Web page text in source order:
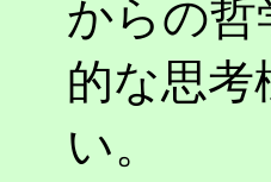
からの
的な思
い。